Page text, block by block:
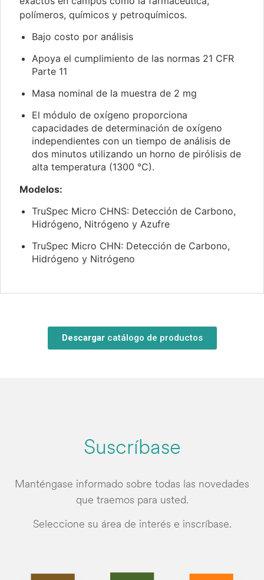
polímeros, químicos y petroquímicos.
Bajo costo por análisis
Apoya el cumplimiento de las normas 21 CFR
Parte 11
Masa nominal de la muestra de 2 mg
El módulo de oxígeno proporciona
capacidades de determinación de oxígeno
independientes con un tiempo de análisis de
dos minutos utilizando un horno de pirólisis de
alta temperatura (1300 °C).
Modelos:
TruSpec Micro CHNS: Detección de Carbono,
Hidrógeno, Nitrógeno y Azufre
TruSpec Micro CHN: Detección de Carbono,
Hidrógeno y Nitrógeno
Descargarcatálogo de productos
Suscríbase
Manténgase informado sobre todas las novedades
que traemos para usted.
Seleccione su área de interés e inscríbase.